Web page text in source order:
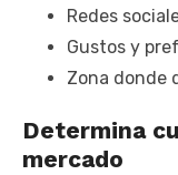
Redes
Gustos y
Zona donde
Determina
mercado